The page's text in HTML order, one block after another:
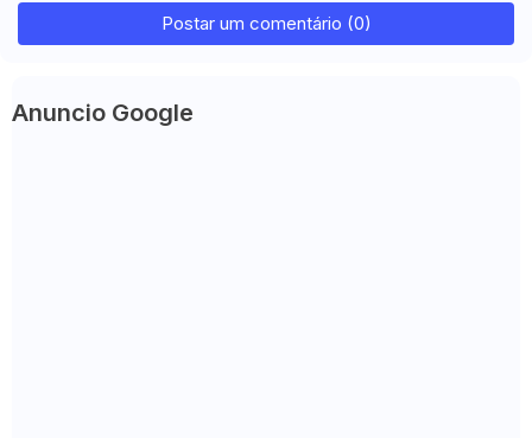
Postar um comentário (0)
Anuncio Google